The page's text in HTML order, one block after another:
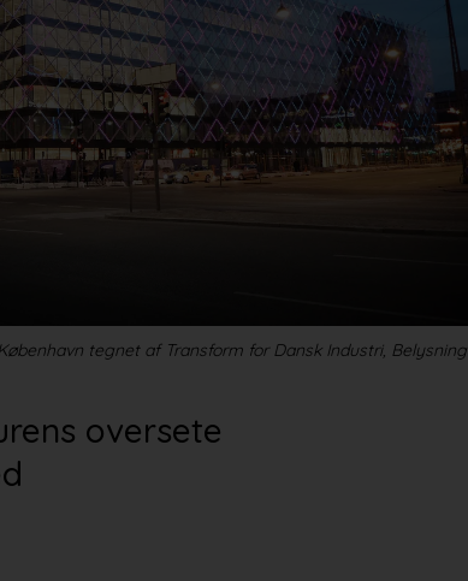
tegnet af Transform for Dansk Industri, Belysning
oversete